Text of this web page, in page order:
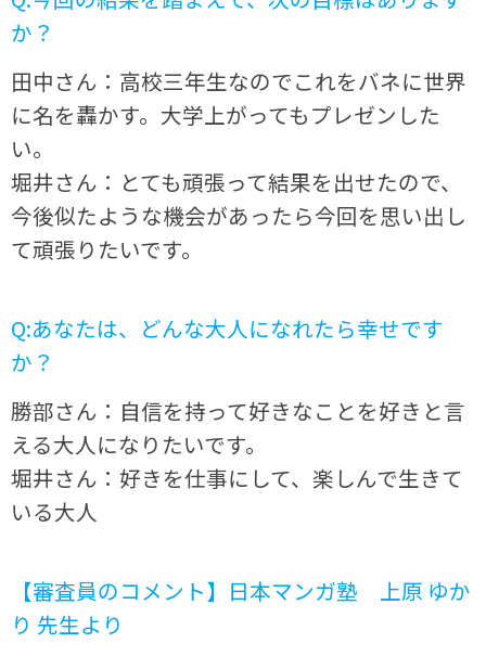
か？
田中さん：高校三年生なのでこれをバネに世界
に名を轟かす。大学上がってもプレゼンした
い。
堀井さん：とても頑張って結果を出せたので、
今後似たような機会があったら今回を思い出し
て頑張りたいです。
Q:あなたは、どんな大人になれたら幸せです
か？
勝部さん：自信を持って好きなことを好きと言
える大人になりたいです。
堀井さん：好きを仕事にして、楽しんで生きて
いる大人
【審査員のコメント】日本マンガ塾 上原 ゆか
り 先生より